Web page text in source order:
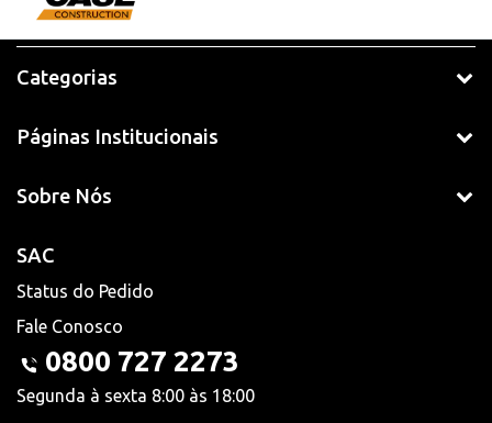
Categorias
Páginas Institucionais
Sobre Nós
SAC
Status do Pedido
Fale Conosco
0800 727 2273
Segunda à sexta 8:00 às 18:00